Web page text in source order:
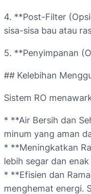
4. **Post-Filter
sisa-sisa bau atau
5. **Penyimpanan
## Kelebihan
Sistem RO
* **Air Bersih dan
minum yang aman
* **Meningkatkan
lebih segar dan
* **Efisien dan
menghemat energi.